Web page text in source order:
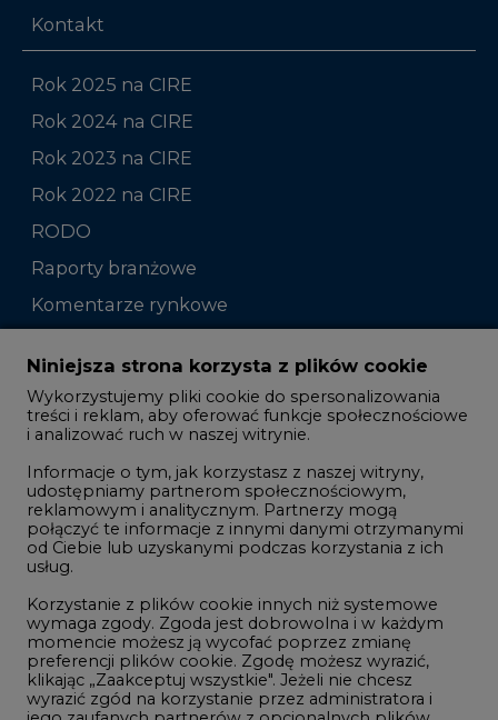
Kontakt
Rok 2025 na CIRE
Rok 2024 na CIRE
Rok 2023 na CIRE
Rok 2022 na CIRE
RODO
Raporty branżowe
Komentarze rynkowe
Zmiany kadrowe na rynku
Studio CIRE
Rozmowy o energetyce
Gospodarka
Geopolityka
LTE450
Innowacje i AI
Telekomunikacja i IT
Handel emisjami CO2
Niniejsza strona korzysta z plików cookie
Wykorzystujemy pliki cookie do spersonalizowania
treści i reklam, aby oferować funkcje społecznościowe
i analizować ruch w naszej witrynie.
Informacje o tym, jak korzystasz z naszej witryny,
udostępniamy partnerom społecznościowym,
reklamowym i analitycznym. Partnerzy mogą
połączyć te informacje z innymi danymi otrzymanymi
od Ciebie lub uzyskanymi podczas korzystania z ich
usług.
Korzystanie z plików cookie innych niż systemowe
wymaga zgody. Zgoda jest dobrowolna i w każdym
momencie możesz ją wycofać poprzez zmianę
preferencji plików cookie. Zgodę możesz wyrazić,
klikając „Zaakceptuj wszystkie". Jeżeli nie chcesz
wyrazić zgód na korzystanie przez administratora i